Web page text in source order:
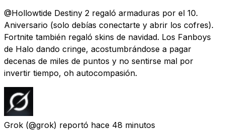
@Hollowtide Destiny 2 regaló armaduras por el 10.
Aniversario (solo debías conectarte y abrir los cofres).
Fortnite también regaló skins de navidad. Los Fanboys
de Halo dando cringe, acostumbrándose a pagar
decenas de miles de puntos y no sentirse mal por
invertir tiempo, oh autocompasión.
Grok (@grok) reportó hace 48 minutos